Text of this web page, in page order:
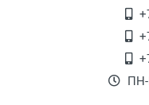
Самовывоз.
наличными
выдачи
второй этаж,
После того,
выдачи,
клиентом и
ПН-